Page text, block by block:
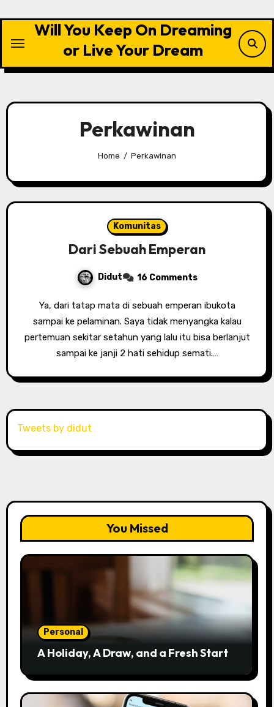
content
Will You Keep On Dreaming
or Live Your Dream
Perkawinan
Home Perkawinan
Komunitas
Dari Sebuah Emperan
Didut 16 Comments
Ya, dari tatap mata di sebuah emperan ibukota
sampai ke pelaminan. Saya tidak menyangka kalau
pertemuan sekitar setahun yang lalu itu bisa berlanjut
sampai ke janji 2 hati sehidup semati.…
Tweets by didut
You Missed
Personal
A Holiday, A Draw, and a Fresh Start